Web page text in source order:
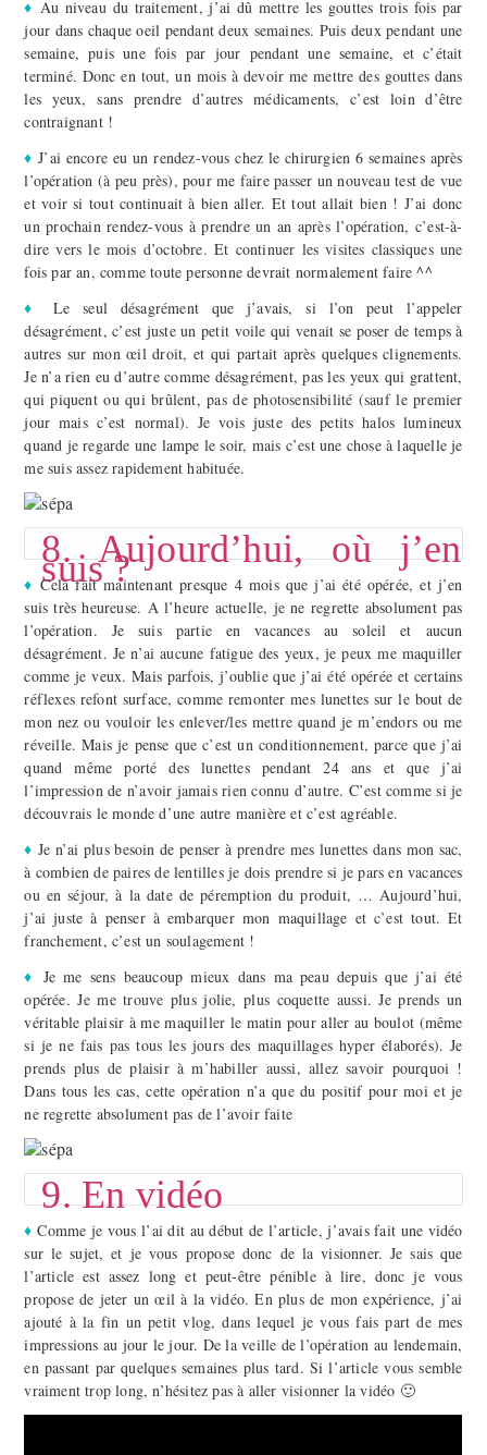
♦ Au niveau du traitement, j’ai dû mettre les gouttes trois fois par
jour dans chaque oeil pendant deux semaines. Puis deux pendant une
semaine, puis une fois par jour pendant une semaine, et c’était
terminé. Donc en tout, un mois à devoir me mettre des gouttes dans
les yeux, sans prendre d’autres médicaments, c’est loin d’être
contraignant !
♦ J’ai encore eu un rendez-vous chez le chirurgien 6 semaines après
l’opération (à peu près), pour me faire passer un nouveau test de vue
et voir si tout continuait à bien aller. Et tout allait bien ! J’ai donc
un prochain rendez-vous à prendre un an après l’opération, c’est-à-
dire vers le mois d’octobre. Et continuer les visites classiques une
fois par an, comme toute personne devrait normalement faire ^^
♦
Le seul désagrément que j’avais, si l’on peut l’appeler
désagrément, c’est juste un petit voile qui venait se poser de temps à
autres sur mon œil droit, et qui partait après quelques clignements.
Je n’a rien eu d’autre comme désagrément, pas les yeux qui grattent,
qui piquent ou qui brûlent, pas de photosensibilité (sauf le premier
jour mais c’est normal). Je vois juste des petits halos lumineux
quand je regarde une lampe le soir, mais c’est une chose à laquelle je
me suis assez rapidement habituée.
8. Aujourd’hui, où j’en
suis ?
♦ Cela fait maintenant presque 4 mois que j’ai été opérée, et j’en
suis très heureuse. A l’heure actuelle, je ne regrette absolument pas
l’opération. Je suis partie en vacances au soleil et aucun
désagrément. Je n’ai aucune fatigue des yeux, je peux me maquiller
comme je veux. Mais parfois, j’oublie que j’ai été opérée et certains
réflexes refont surface, comme remonter mes lunettes sur le bout de
mon nez ou vouloir les enlever/les mettre quand je m’endors ou me
réveille. Mais je pense que c’est un conditionnement, parce que j’ai
quand même porté des lunettes pendant 24 ans et que j’ai
l’impression de n’avoir jamais rien connu d’autre. C’est comme si je
découvrais le monde d’une autre manière et c’est agréable.
♦ Je n’ai plus besoin de penser à prendre mes lunettes dans mon sac,
à combien de paires de lentilles je dois prendre si je pars en vacances
ou en séjour, à la date de péremption du produit, … Aujourd’hui,
j’ai juste à penser à embarquer mon maquillage et c’est tout. Et
franchement, c’est un soulagement !
♦ Je me sens beaucoup mieux dans ma peau depuis que j’ai été
opérée. Je me trouve plus jolie, plus coquette aussi. Je prends un
véritable plaisir à me maquiller le matin pour aller au boulot (même
si je ne fais pas tous les jours des maquillages hyper élaborés). Je
prends plus de plaisir à m’habiller aussi, allez savoir pourquoi !
Dans tous les cas, cette opération n’a que du positif pour moi et je
ne regrette absolument pas de l’avoir faite
9. En vidéo
♦ Comme je vous l’ai dit au début de l’article, j’avais fait une vidéo
sur le sujet, et je vous propose donc de la visionner. Je sais que
l’article est assez long et peut-être pénible à lire, donc je vous
propose de jeter un œil à la vidéo. En plus de mon expérience, j’ai
ajouté à la fin un petit vlog, dans lequel je vous fais part de mes
impressions au jour le jour. De la veille de l’opération au lendemain,
en passant par quelques semaines plus tard. Si l’article vous semble
vraiment trop long, n’hésitez pas à aller visionner la vidéo 🙂